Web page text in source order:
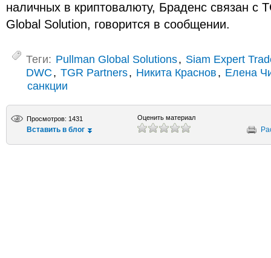
наличных в криптовалюту, Браденс связан с
Global Solution, говорится в сообщении.
Теги: Pullman Global Solutions, Siam Expert
DWC, TGR Partners, Никита Краснов, Елена
санкции
Просмотров: 1431
Вставить в блог
Оценить материал